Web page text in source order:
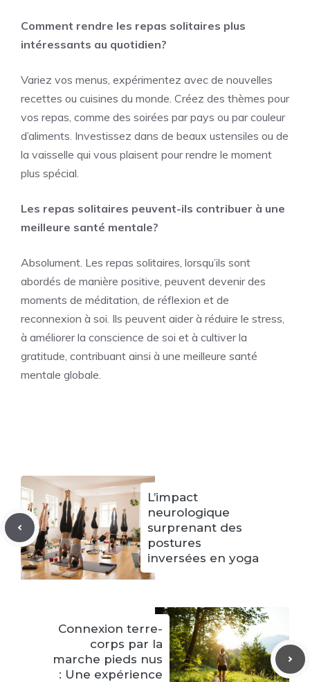
Comment rendre les repas solitaires plus
intéressants au quotidien?
Variez vos menus, expérimentez avec de nouvelles
recettes ou cuisines du monde. Créez des thèmes pour
vos repas, comme des soirées par pays ou par couleur
d’aliments. Investissez dans de beaux ustensiles ou de
la vaisselle qui vous plaisent pour rendre le moment
plus spécial.
Les repas solitaires peuvent-ils contribuer à une
meilleure santé mentale?
Absolument. Les repas solitaires, lorsqu’ils sont
abordés de manière positive, peuvent devenir des
moments de méditation, de réflexion et de
reconnexion à soi. Ils peuvent aider à réduire le stress,
à améliorer la conscience de soi et à cultiver la
gratitude, contribuant ainsi à une meilleure santé
mentale globale.
L’impact
neurologique
surprenant des
postures
inversées en yoga
Connexion terre-
corps par la
marche pieds nus
: Une expérience